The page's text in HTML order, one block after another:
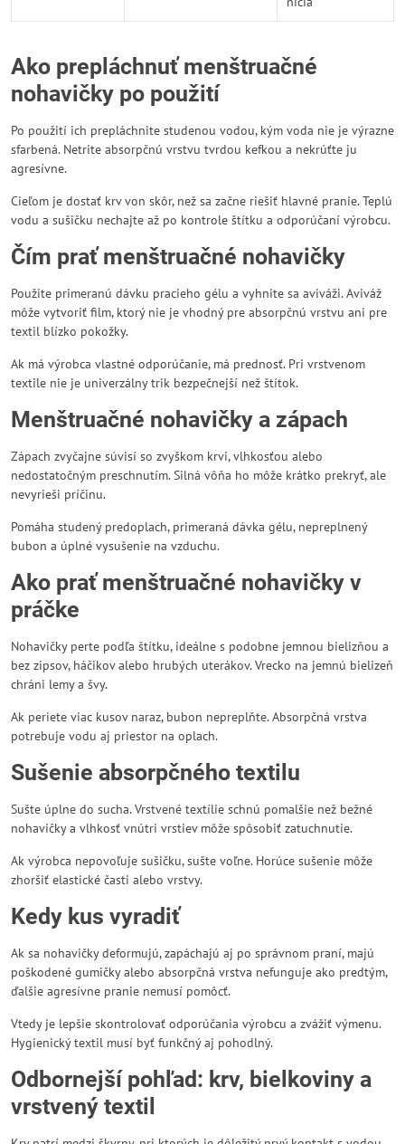
Ako prepláchnuť menštruačné
nohavičky po použití
Po použití ich prepláchnite studenou vodou, kým voda nie je výrazne
sfarbená. Netrite absorpčnú vrstvu tvrdou kefkou a nekrúťte ju
agresívne.
Cieľom je dostať krv von skôr, než sa začne riešiť hlavné pranie. Teplú
vodu a sušičku nechajte až po kontrole štítku a odporúčaní výrobcu.
Čím prať menštruačné nohavičky
Použite primeranú dávku pracieho gélu a vyhnite sa aviváži. Aviváž
môže vytvoriť film, ktorý nie je vhodný pre absorpčnú vrstvu ani pre
textil blízko pokožky.
Ak má výrobca vlastné odporúčanie, má prednosť. Pri vrstvenom
textile nie je univerzálny trik bezpečnejší než štítok.
Menštruačné nohavičky a zápach
Zápach zvyčajne súvisí so zvyškom krvi, vlhkosťou alebo
nedostatočným preschnutím. Silná vôňa ho môže krátko prekryť, ale
nevyrieši príčinu.
Pomáha studený predoplach, primeraná dávka gélu, nepreplnený
bubon a úplné vysušenie na vzduchu.
Ako prať menštruačné nohavičky v
práčke
Nohavičky perte podľa štítku, ideálne s podobne jemnou bielizňou a
bez zipsov, háčikov alebo hrubých uterákov. Vrecko na jemnú bielizeň
chráni lemy a švy.
Ak periete viac kusov naraz, bubon nepreplňte. Absorpčná vrstva
potrebuje vodu aj priestor na oplach.
Sušenie absorpčného textilu
Sušte úplne do sucha. Vrstvené textílie schnú pomalšie než bežné
nohavičky a vlhkosť vnútri vrstiev môže spôsobiť zatuchnutie.
Ak výrobca nepovoľuje sušičku, sušte voľne. Horúce sušenie môže
zhoršiť elastické časti alebo vrstvy.
Kedy kus vyradiť
Ak sa nohavičky deformujú, zapáchajú aj po správnom praní, majú
poškodené gumičky alebo absorpčná vrstva nefunguje ako predtým,
ďalšie agresívne pranie nemusí pomôcť.
Vtedy je lepšie skontrolovať odporúčania výrobcu a zvážiť výmenu.
Hygienický textil musí byť funkčný aj pohodlný.
Odbornejší pohľad: krv, bielkoviny a
vrstvený textil